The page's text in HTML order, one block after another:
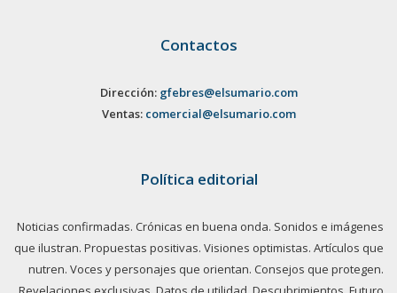
Contactos
Dirección: gfebres@elsumario.com
Ventas: comercial@elsumario.com
Política editorial
Noticias confirmadas. Crónicas en buena onda. Sonidos e imágenes
que ilustran. Propuestas positivas. Visiones optimistas. Artículos que
nutren. Voces y personajes que orientan. Consejos que protegen.